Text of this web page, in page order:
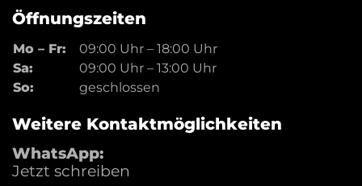
professionell betreut, was Langzeitnutzung
erleichtert.
Beliebte Modelle —
Cupra Formentor
– Kompakter SUV mit sportlichem Charakter und
Öffnungszeiten
Mo – Fr: 09:00 Uhr – 18:00 Uhr
Sa:
09:00 Uhr – 13:00 Uhr
So:
geschlossen
Weitere Kontaktmöglichkeiten
WhatsApp:
Jetzt schreiben